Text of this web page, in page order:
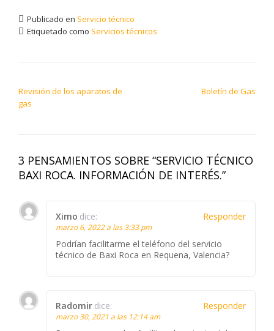
Publicado en Servicio técnico
Etiquetado como Servicios técnicos
Revisión de los aparatos de
gas
Boletín de Gas
3 PENSAMIENTOS SOBRE “SERVICIO TÉCNICO
BAXI ROCA. INFORMACIÓN DE INTERÉS.”
Ximo dice:
marzo 6, 2022 a las 3:33 pm
Podrían facilitarme el teléfono del servicio
técnico de Baxi Roca en Requena, Valencia?
Responder
Radomir dice:
marzo 30, 2021 a las 12:14 am
Responder